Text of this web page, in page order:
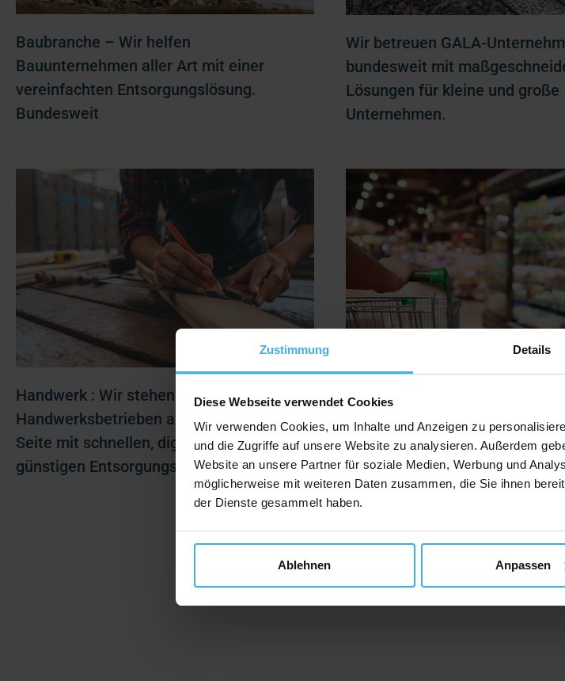
Zustimmung Details
Diese Webseite verwendet Cookies
Wir verwenden Cookies, um Inhalte und Anzeigen zu
und die Zugriffe auf unsere Website zu analysieren. Außerdem
Website an unsere Partner für soziale Medien, Werbung und
möglicherweise mit weiteren Daten zusammen, die Sie ihnen
der Dienste gesammelt haben.
Ablehnen Anpassen
Baubranche – Wir helfen
Bauunternehmen aller Art mit einer
vereinfachten Entsorgungslösung.
Bundesweit
Wir betreuen GALA-
bundesweit mit
Lösungen für kleine und große
Unternehmen.
Handwerk : Wir stehen
Handwerksbetrieben aller Bereiche zur
Seite mit schnellen, digitalen und
günstigen Entsorgungslösungen
Einzel- und Großhandel. Wir
Kunden aus dem Einzelhandel,
Großhandel und der
Verfügung mit optimierten
Branchenlösungen